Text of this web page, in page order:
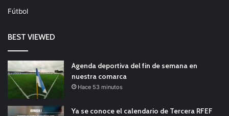
Fútbol
BEST VIEWED
Agenda deportiva del fin de semana en
nuestra comarca
Hace 53 minutos
Ya se conoce el calendario de Tercera RFEF